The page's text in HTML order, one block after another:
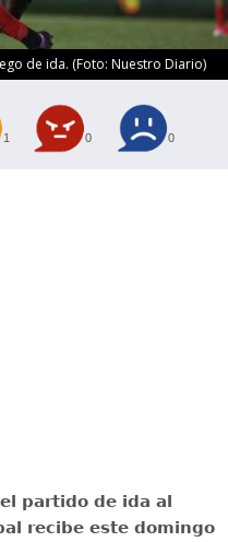
de ida. (Foto: Nuestro Diario)
1 0 0
partido de ida al
recibe este domingo